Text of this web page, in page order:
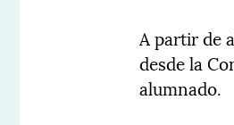
A partir de
desde la
alumnado.